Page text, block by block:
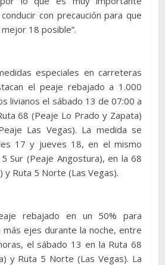
con precaución para que
18 posible”.
especiales en carreteras
el peaje rebajado a 1.000
livianos el sábado 13 de 07:00 a
68 (Peaje Lo Prado y Zapata)
Las Vegas). La medida se
17 y jueves 18, en el mismo
Sur (Peaje Angostura), en la 68
y Ruta 5 Norte (Las Vegas).
rebajado en un 50% para
ejes durante la noche, entre
el sábado 13 en la Ruta 68
y Ruta 5 Norte (Las Vegas). La